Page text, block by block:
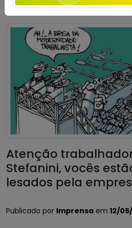
Atenção
Stefanini, vocês
lesados pela
Publicado por Imprensa em 12/